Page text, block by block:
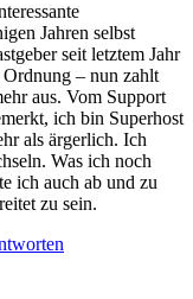
Jahren selbst
seit letztem Jahr
– nun zahlt
aus. Vom Support
ich bin Superhost
als ärgerlich. Ich
Was ich noch
ich auch ab und zu
zu sein.